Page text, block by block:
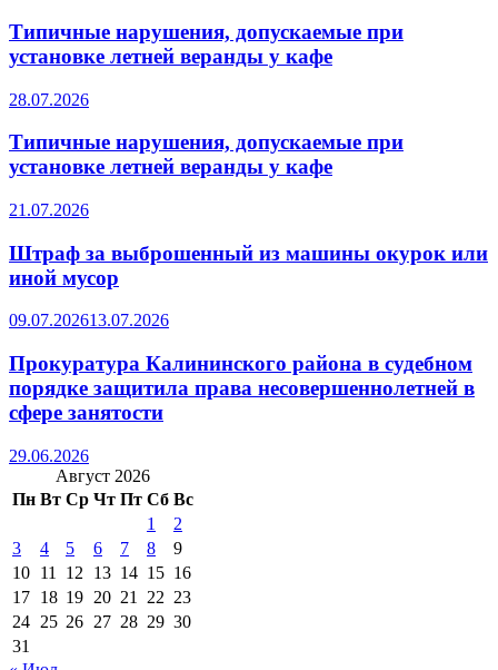
Типичные нарушения, допускаемые при
установке летней веранды у кафе
28.07.2026
Типичные нарушения, допускаемые при
установке летней веранды у кафе
21.07.2026
Штраф за выброшенный из машины окурок или
иной мусор
09.07.202613.07.2026
Прокуратура Калининского района в судебном
порядке защитила права несовершеннолетней в
сфере занятости
29.06.2026
Август 2026
Пн Вт Ср Чт Пт Сб Вс
1
2
3
4 5 6 7 8
9
10 11 12 13 14 15 16
17 18 19 20 21 22 23
24 25 26 27 28 29 30
31